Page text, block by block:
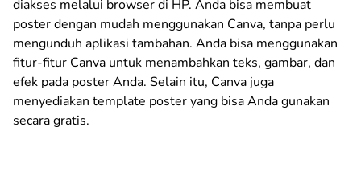
diakses melalui browser di HP. Anda bisa membuat
poster dengan mudah menggunakan Canva, tanpa perlu
mengunduh aplikasi tambahan. Anda bisa menggunakan
fitur-fitur Canva untuk menambahkan teks, gambar, dan
efek pada poster Anda. Selain itu, Canva juga
menyediakan template poster yang bisa Anda gunakan
secara gratis.